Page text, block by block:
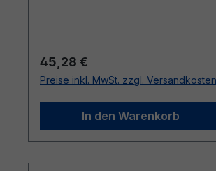
Regulärer Preis:
45,28 €
Preise inkl. MwSt. zzgl. Versandkosten
In den Warenkorb